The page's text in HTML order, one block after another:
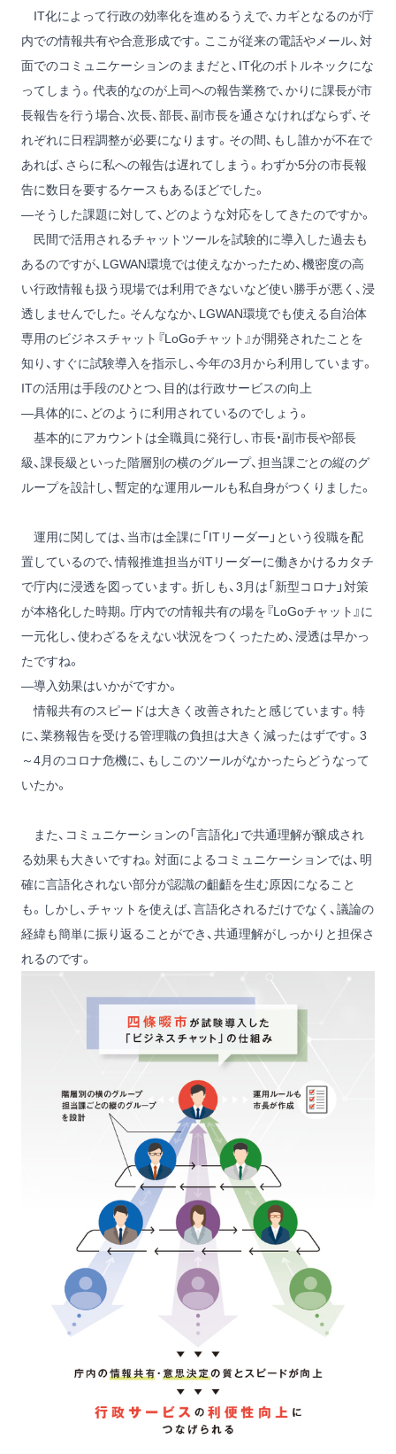
IT化によって行政の効率化を進めるうえで、カギとなるのが庁
内での情報共有や合意形成です。ここが従来の電話やメール、対
面でのコミュニケーションのままだと、IT化のボトルネックにな
ってしまう。代表的なのが上司への報告業務で、かりに課長が市
長報告を行う場合、次長、部長、副市長を通さなければならず、そ
れぞれに日程調整が必要になります。その間、もし誰かが不在で
あれば、さらに私への報告は遅れてしまう。わずか5分の市長報
告に数日を要するケースもあるほどでした。
―そうした課題に対して、どのような対応をしてきたのですか。
民間で活用されるチャットツールを試験的に導入した過去も
あるのですが、LGWAN環境では使えなかったため、機密度の高
い行政情報も扱う現場では利用できないなど使い勝手が悪く、浸
透しませんでした。そんななか、LGWAN環境でも使える自治体
専用のビジネスチャット『LoGoチャット』が開発されたことを
知り、すぐに試験導入を指示し、今年の3月から利用しています。
ITの活用は手段のひとつ、目的は行政サービスの向上
―具体的に、どのように利用されているのでしょう。
基本的にアカウントは全職員に発行し、市長・副市長や部長
級、課長級といった階層別の横のグループ、担当課ごとの縦のグ
ループを設計し、暫定的な運用ルールも私自身がつくりました。
運用に関しては、当市は全課に「ITリーダー」という役職を配
置しているので、情報推進担当がITリーダーに働きかけるカタチ
で庁内に浸透を図っています。折しも、3月は「新型コロナ」対策
が本格化した時期。庁内での情報共有の場を『LoGoチャット』に
一元化し、使わざるをえない状況をつくったため、浸透は早かっ
たですね。
―導入効果はいかがですか。
情報共有のスピードは大きく改善されたと感じています。特
に、業務報告を受ける管理職の負担は大きく減ったはずです。3
～4月のコロナ危機に、もしこのツールがなかったらどうなって
いたか。
また、コミュニケーションの「言語化」で共通理解が醸成され
る効果も大きいですね。対面によるコミュニケーションでは、明
確に言語化されない部分が認識の齟齬を生む原因になること
も。しかし、チャットを使えば、言語化されるだけでなく、議論の
経緯も簡単に振り返ることができ、共通理解がしっかりと担保さ
れるのです。